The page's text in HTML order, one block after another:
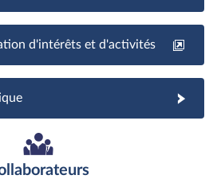
d'intérêts et d'activités